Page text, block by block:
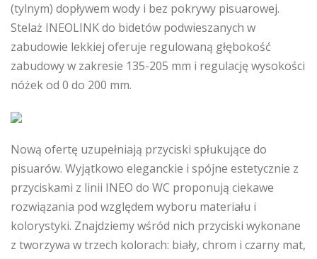
(tylnym) dopływem wody i bez pokrywy pisuarowej.
Stelaż INEOLINK do bidetów podwieszanych w
zabudowie lekkiej oferuje regulowaną głębokość
zabudowy w zakresie 135-205 mm i regulację wysokości
nóżek od 0 do 200 mm.
Nową ofertę uzupełniają przyciski spłukujące do
pisuarów. Wyjątkowo eleganckie i spójne estetycznie z
przyciskami z linii INEO do WC proponują ciekawe
rozwiązania pod względem wyboru materiału i
kolorystyki. Znajdziemy wśród nich przyciski wykonane
z tworzywa w trzech kolorach: biały, chrom i czarny mat,